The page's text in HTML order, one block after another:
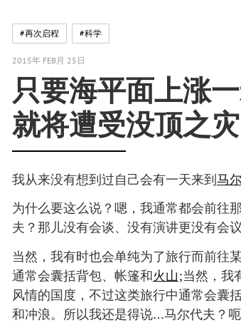
#再次启程 #科学
2015年 FEB月 25日
只要海平面上涨
就将遭受没顶之灾
我从来没有想到过自己会有一天来到马
为什么要这么说？嗯，我通常都会前往
夫？那儿没有会谈、没有演讲更没有会
当然，我有时也会单纯为了旅行而前往
通常会囊括背包、帐篷和火山;当然，我
风情的国度，不过这类旅行中通常会
和冲浪。所以我还是得说…马尔代夫？